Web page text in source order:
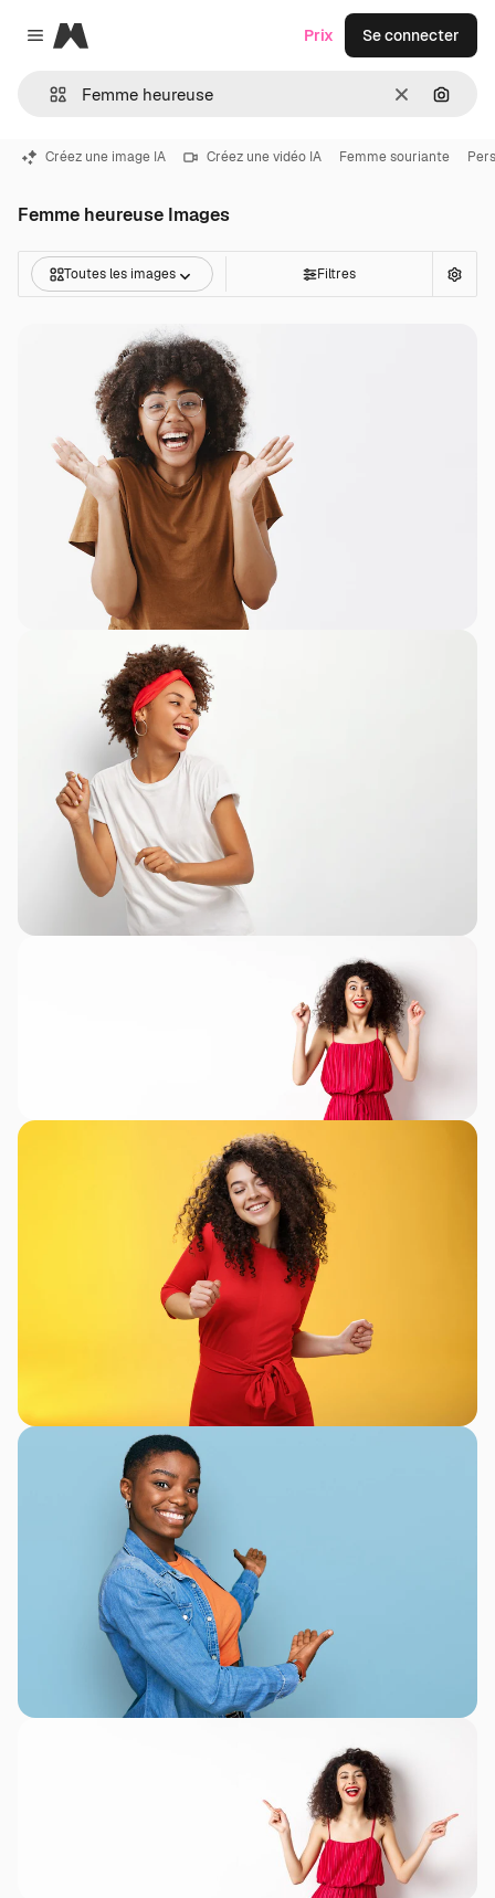
Close menu
Magnific
Effacer
Prix Se connecter
Créez une image IA Créez une vidéo IA Femme souriante
Femme heureuse Images
Toutes les images Filtres